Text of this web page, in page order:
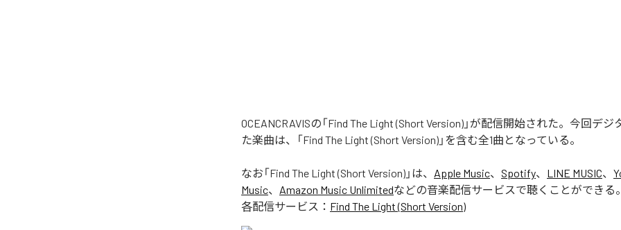
OCEANCRAVISの「Find The Light (Short Version)」が配信開始された。今回デ
た楽曲は、「Find The Light (Short Version)」を含む全1曲となっている。
なお「Find The Light (Short Version) 」は、 Apple Music、 Spotify、 LINE MUSIC、
Music、 Amazon Music Unlimitedなどの音楽配信サービスで聴くことができる。
各配信サービス： Find The Light (Short Version)